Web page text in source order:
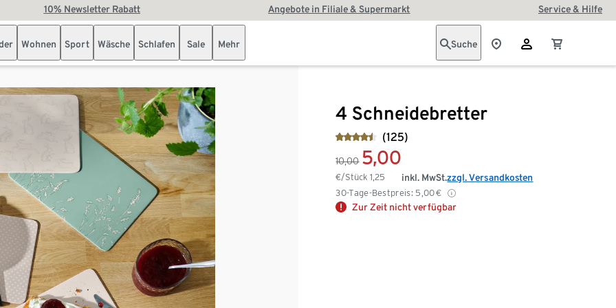
10% Newsletter Rabatt Angebote in Filiale & Supermarkt Service & Hilfe
Wohnen Sport Wäsche Schlafen Sale Mehr Suche
4 Schneidebretter
(125)
10,00 5,00
€/Stück1,25
30-Tage-Bestpreis: 5,00€
inkl. MwSt.zzgl. Versandkosten
Zur Zeit nicht verfügbar